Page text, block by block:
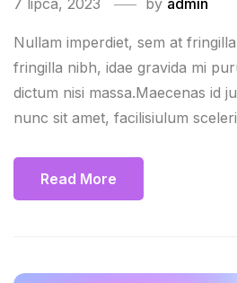
Nullam imperdiet, sem at
fringilla nibh, idae gravida mi
dictum nisi massa.Maecenas id
nunc sit amet, facilisiulum
Read More